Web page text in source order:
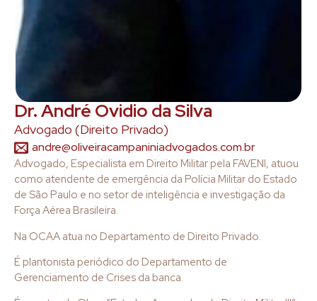
Dr. André Ovidio da Silva
Advogado (Direito Privado)
andre@oliveiracampaniniadvogados.com.br
Advogado, Especialista em Direito Militar pela FAVENI, atuou
como atendente de emergência da Polícia Militar do Estado
de São Paulo e no setor de inteligência e investigação da
Força Aérea Brasileira.
Na OCAA atua no Departamento de Direito Privado.
É plantonista periódico do Departamento de
Gerenciamento de Crises da banca.